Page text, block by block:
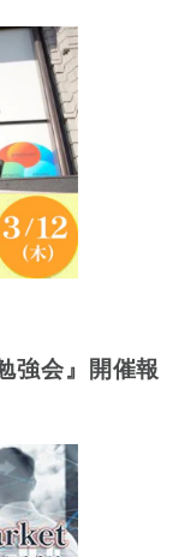
強会』開催報